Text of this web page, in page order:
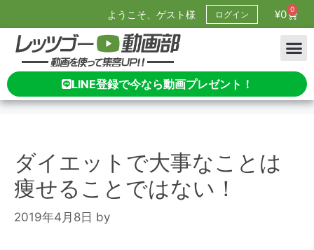
ようこそ、ゲスト様 ログイン ¥0 0
LINE登録で今なら動画プレゼント！
ダイエットで大事なことは
痩せることではない！
2019年4月8日 by